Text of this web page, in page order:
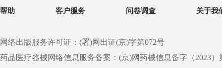
帮助 客户服务 问卷调查 关于我
网络出版服务许可证：(署)网出证(京)字第072号
药品医疗器械网络信息服务备案：(京)网药械信息备字（2023）